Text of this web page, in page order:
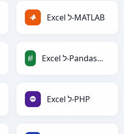
Excel ל-MATLAB
Excel ל-PandasDataFrame
Excel ל-PHP